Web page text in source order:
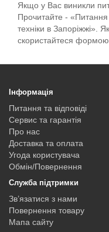
Якщо у Вас виникли
Прочитайте - «Питання
техніки в Запоріжжі».
скористайтеся формою
Інформація
Питання та відповіді
Сервис та гарантія
Про нас
Доставка та оплата
Угода користувача
Обмін/Повернення
Служба підтримки
Зв’язатися з нами
Повернення товару
Мапа сайту